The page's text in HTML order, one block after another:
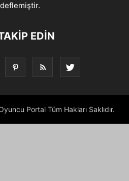
EDIN
Portal Tüm Hakları Saklıdır.